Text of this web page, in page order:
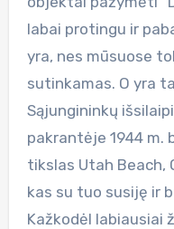
labai protingu ir
yra, nes mūsuose
sutinkamas. O yra
Sąjungininkų
pakrantėje 1944 m.
tikslas Utah Beach,
kas su tuo susiję ir
Kažkodėl labiausiai